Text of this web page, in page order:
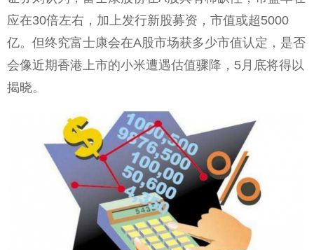
应在30倍左右，加上发行新股募资，市值或超5000
亿。但终究富士康会在A股市场获多少市值认定，是否
会像近期香港上市的小米遭遇估值骤降，5月底将得以
揭晓。